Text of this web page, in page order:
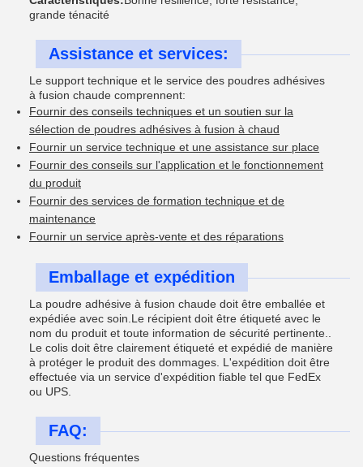
grande ténacité
Assistance et services:
Le support technique et le service des poudres adhésives
à fusion chaude comprennent:
Fournir des conseils techniques et un soutien sur la
sélection de poudres adhésives à fusion à chaud
Fournir un service technique et une assistance sur place
Fournir des conseils sur l'application et le fonctionnement
du produit
Fournir des services de formation technique et de
maintenance
Fournir un service après-vente et des réparations
Emballage et expédition
La poudre adhésive à fusion chaude doit être emballée et
expédiée avec soin.Le récipient doit être étiqueté avec le
nom du produit et toute information de sécurité pertinente..
Le colis doit être clairement étiqueté et expédié de manière
à protéger le produit des dommages. L'expédition doit être
effectuée via un service d'expédition fiable tel que FedEx
ou UPS.
FAQ:
Questions fréquentes